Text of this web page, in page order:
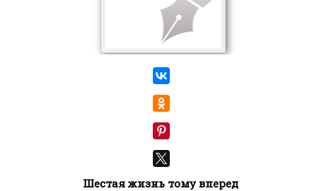
Шестая жизнь тому вперед